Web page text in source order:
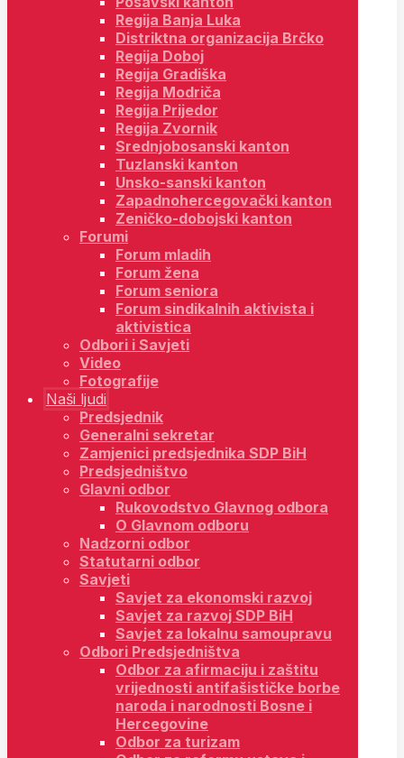
Regija Banja Luka
Distriktna organizacija Brčko
Regija Doboj
Regija Gradiška
Regija Modriča
Regija Prijedor
Regija Zvornik
Srednjobosanski kanton
Tuzlanski kanton
Unsko-sanski kanton
Zapadnohercegovački kanton
Zeničko-dobojski kanton
Forumi
Forum mladih
Forum žena
Forum seniora
Forum sindikalnih aktivista i
aktivistica
Odbori i Savjeti
Video
Fotografije
Naši ljudi
Predsjednik
Generalni sekretar
Zamjenici predsjednika SDP BiH
Predsjedništvo
Glavni odbor
Rukovodstvo Glavnog odbora
O Glavnom odboru
Nadzorni odbor
Statutarni odbor
Savjeti
Savjet za ekonomski razvoj
Savjet za razvoj SDP BiH
Savjet za lokalnu samoupravu
Odbori Predsjedništva
Odbor za afirmaciju i zaštitu
vrijednosti antifašističke borbe
naroda i narodnosti Bosne i
Hercegovine
Odbor za turizam